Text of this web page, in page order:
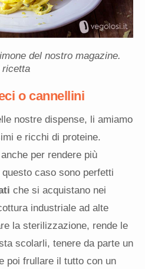
del nostro magazine.
ricetta
o cannellini
nostre dispense, li amiamo
e ricchi di proteine.
per rendere più
caso sono perfetti
che si acquistano nei
industriale ad alte
la sterilizzazione, rende le
scolarli, tenere da parte un
poi frullare il tutto con un